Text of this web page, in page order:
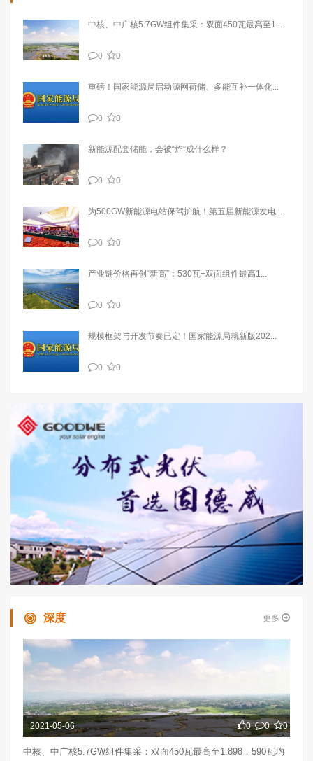
中核、中广核5.7GW组件集采：双面450瓦最高至1...
0 0
重磅！国家能源局启动源网荷储、多能互补一体化...
0 0
新能源配套储能，会被“炸”成什么样？
0 0
为500GW新能源电站保驾护航！第五届新能源发电...
0 0
产业链价格再创“新高”：530瓦+双面组件最高1...
0 0
规模框架与开发节奏已定！国家能源局就新版202...
0 0
深度 更多
2021-05-06 0 0 0
中核、中广核5.7GW组件集采：双面450瓦最高至1.898，590瓦均